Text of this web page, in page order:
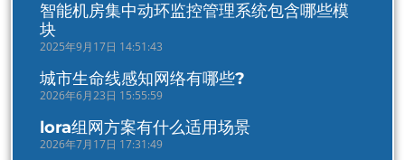
智能机房集中动环监控管理系统包含哪些模
块
2025年9月17日 14:51:43
城市生命线感知网络有哪些?
2026年6月23日 15:55:59
lora组网方案有什么适用场景
2026年7月17日 17:31:49